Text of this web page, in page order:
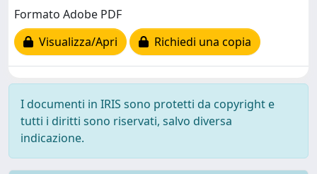
Formato Adobe PDF
Visualizza/Apri
Richiedi una copia
I documenti in IRIS sono protetti da copyright e
tutti i diritti sono riservati, salvo diversa
indicazione.